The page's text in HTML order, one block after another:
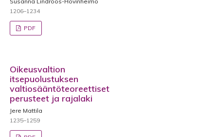
1206–1234
PDF
Oikeusvaltion
itsepuolustuksen
valtiosääntöteoreettiset
perusteet ja rajalaki
Jere Mattila
1235–1259